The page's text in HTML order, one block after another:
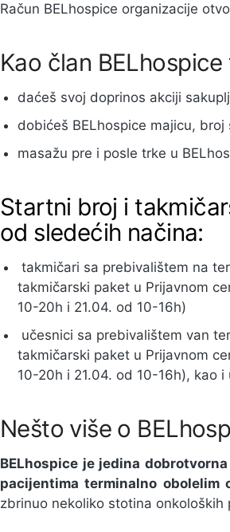
Račun BELhospice organizacije
Kao član BELhospice
daćeš svoj doprinos akciji
dobićeš BELhospice majicu,
masažu pre i posle trke u
Startni broj i
od sledećih načina:
takmičari sa prebivalištem na
takmičarski paket u Prijavnom
10-20h i 21.04. od 10-16h)
učesnici sa prebivalištem van
takmičarski paket u Prijavnom
10-20h i 21.04. od 10-16h), kao
Nešto više o
BELhospice je jedina
pacijentima terminalno obolelim
zbrinuo nekoliko stotina